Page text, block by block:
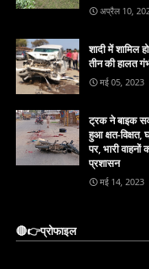
अप्रैल 10,
शादी में शामिल
तीन की हालत
मई 05, 2023
ट्रक ने बाइक
हुआ क्षत-
पर, भारी
प्रशासन
मई 14, 2023
🔴👉प्रोफाइल